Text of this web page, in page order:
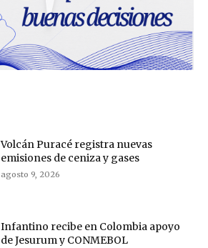
Volcán Puracé registra nuevas
emisiones de ceniza y gases
agosto 9, 2026
Infantino recibe en Colombia apoyo
de Jesurum y CONMEBOL